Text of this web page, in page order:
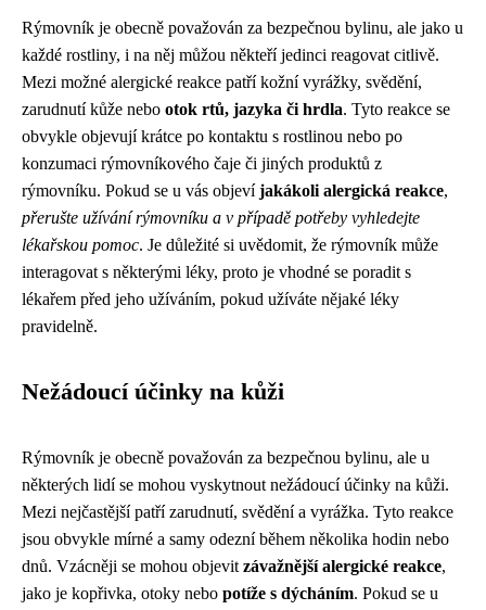
Rýmovník je obecně považován za bezpečnou bylinu, ale jako u
každé rostliny, i na něj můžou někteří jedinci reagovat citlivě.
Mezi možné alergické reakce patří kožní vyrážky, svědění,
zarudnutí kůže nebo otok rtů, jazyka či hrdla. Tyto reakce se
obvykle objevují krátce po kontaktu s rostlinou nebo po
konzumaci rýmovníkového čaje či jiných produktů z
rýmovníku. Pokud se u vás objevíjakákoli alergická reakce,
přerušte užívání rýmovníku a v případě potřeby vyhledejte
lékařskou pomoc. Je důležité si uvědomit, že rýmovník může
interagovat s některými léky, proto je vhodné se poradit s
lékařem před jeho užíváním, pokud užíváte nějaké léky
pravidelně.
Nežádoucí účinky na kůži
Rýmovník je obecně považován za bezpečnou bylinu, ale u
některých lidí se mohou vyskytnout nežádoucí účinky na kůži.
Mezi nejčastější patří zarudnutí, svědění a vyrážka. Tyto reakce
jsou obvykle mírné a samy odezní během několika hodin nebo
dnů. Vzácněji se mohou objevit závažnější alergické reakce,
jako je kopřivka, otoky nebo potíže s dýcháním. Pokud se u